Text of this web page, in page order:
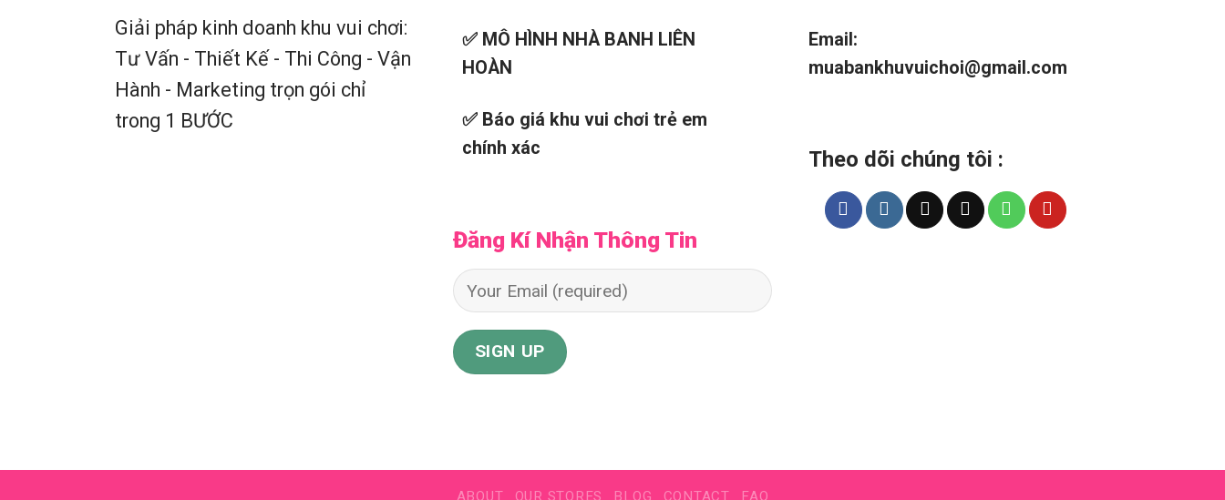
Giải pháp kinh doanh khu vui chơi:
Tư Vấn - Thiết Kế - Thi Công - Vận
Hành - Marketing trọn gói chỉ
trong 1 BƯỚC
✅ MÔ HÌNH NHÀ BANH LIÊN
HOÀN
✅ Báo giá khu vui chơi trẻ em
chính xác
Đăng Kí Nhận Thông Tin
Email:
muabankhuvuichoi@gmail.com
Theo dõi chúng tôi :
ABOUT OUR STORES BLOG CONTACT FAQ